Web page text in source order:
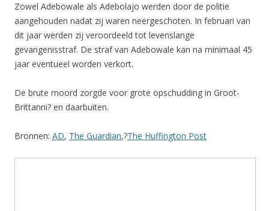
Zowel Adebowale als Adebolajo werden door de politie
aangehouden nadat zij waren neergeschoten. In februari van
dit jaar werden zij veroordeeld tot levenslange
gevangenisstraf. De straf van Adebowale kan na minimaal 45
jaar eventueel worden verkort.
De brute moord zorgde voor grote opschudding in Groot-
Brittanni? en daarbuiten.
Bronnen: AD, The Guardian,?The Huffington Post